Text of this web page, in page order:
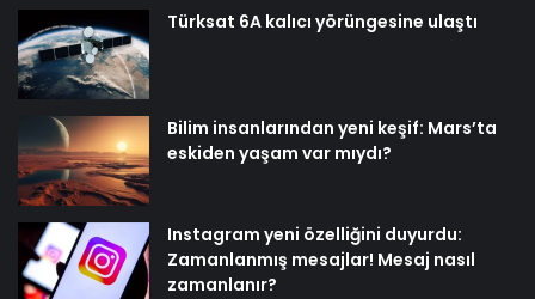
Türksat 6A kalıcı yörüngesine ulaştı
Bilim insanlarından yeni keşif: Mars’ta
eskiden yaşam var mıydı?
Instagram yeni özelliğini duyurdu:
Zamanlanmış mesajlar! Mesaj nasıl
zamanlanır?